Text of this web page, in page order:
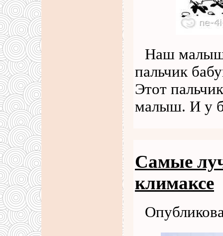
Наш
пальчик
Этот
малыш. И у
Самые
климаксе